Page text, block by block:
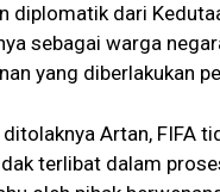
diplomatik dari
sebagai warga
yang diberlakukan
Artan, FIFA
terlibat dalam